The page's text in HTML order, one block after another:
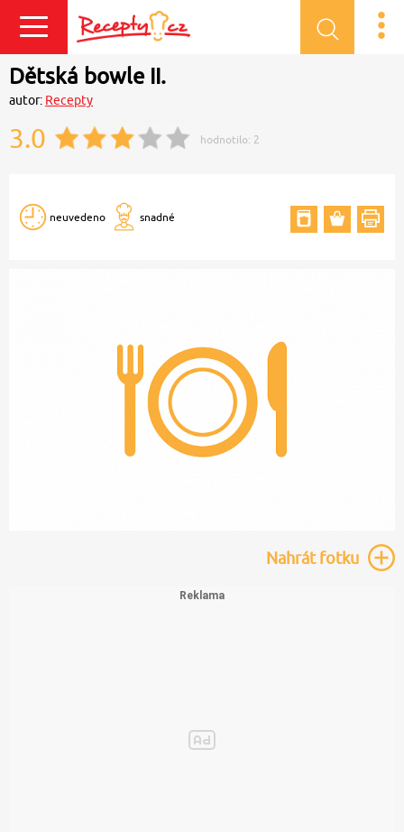
Přihlásit se
Dětská bowle II.
autor: Recepty
3.0 hodnotilo: 2
neuvedeno snadné
Nahrátfotku